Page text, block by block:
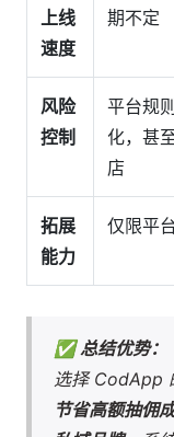
上线
速度
期不定
风险
控制
平台规
化，甚
店
拓展
能力
仅限平
✅ 总结优势：
选择 CodApp
节省高额抽佣